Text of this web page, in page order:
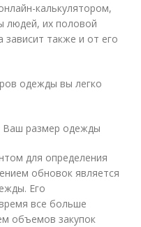
калькулятором,
людей, их половой
также и от его
одежды вы легко
Ваш размер одежды
для определения
обновок является
Его
все больше
объемов закупок